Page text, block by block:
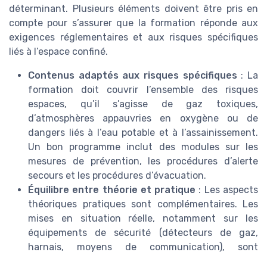
déterminant. Plusieurs éléments doivent être pris en
compte pour s’assurer que la formation réponde aux
exigences réglementaires et aux risques spécifiques
liés à l’espace confiné.
Contenus adaptés aux risques spécifiques : La
formation doit couvrir l’ensemble des risques
espaces, qu’il s’agisse de gaz toxiques,
d’atmosphères appauvries en oxygène ou de
dangers liés à l’eau potable et à l’assainissement.
Un bon programme inclut des modules sur les
mesures de prévention, les procédures d’alerte
secours et les procédures d’évacuation.
Équilibre entre théorie et pratique : Les aspects
théoriques pratiques sont complémentaires. Les
mises en situation réelle, notamment sur les
équipements de sécurité (détecteurs de gaz,
harnais, moyens de communication), sont